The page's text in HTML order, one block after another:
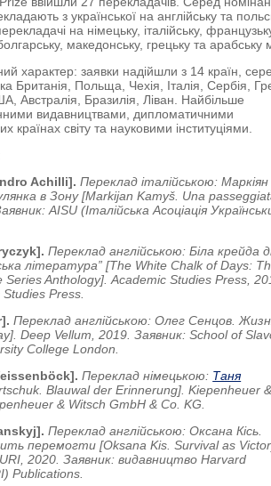
з української на англійську та
на німецьку, італійську,
македонську, грецьку та арабську
характер: заявки надійшли з 14 країн,
Британія, Польща, Чехія, Італія, Сербія,
Австралія, Бразилія, Ліван. Найбільше
видавництвами, дипломатичними
країнах світу та науковими інституціями.
Achilli].Переклад італійською: Маркіян
в Зону [Markijan Kamyš. Una
AISU (Італійська Асоціація
Переклад англійською: Біла крейда
література” [The White Chalk of Days:
Anthology]. Academic Studies Press,
Press.
Переклад англійською: Олег Сенцов.
Deep Vellum, 2019.Заявник: School of
College London.
Переклад німецькою: Таня
Blauwal der Erinnerung]. Kiepenheuer &
& Witsch GmbH & Co. KG.
Переклад англійською: Оксана Кісь.
перемогти [Oksana Kis. Survival as
2020. Заявник: видавництво Harvard
Publications.